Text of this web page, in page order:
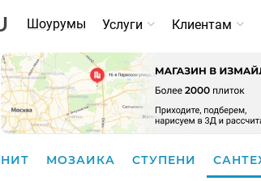
Шоурумы Услуги Клиентам
МОЗАИКА СТУПЕНИ